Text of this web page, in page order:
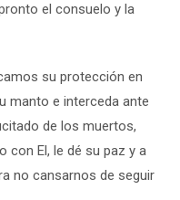
el consuelo y la
su protección en
manto e interceda ante
de los muertos,
con El, le dé su paz y a
no cansarnos de seguir